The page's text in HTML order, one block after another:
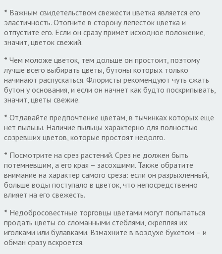
* Важным свидетельством свежести цветка является его
эластичность. Отогните в сторону лепесток цветка и
отпустите его. Если он сразу примет исходное положение,
значит, цветок свежий.
* Чем моложе цветок, тем дольше он простоит, поэтому
лучше всего выбирать цветы, бутоны которых только
начинают распускаться. Флористы рекомендуют чуть сжать
бутон у основания, и если он начнет как будто поскрипывать,
значит, цветы свежие.
* Отдавайте предпочтение цветам, в тычинках которых еще
нет пыльцы. Наличие пыльцы характерно для полностью
созревших цветов, которые простоят недолго.
* Посмотрите на срез растений. Срез не должен быть
потемневшим, а его края – засохшими. Также обратите
внимание на характер самого среза: если он разрыхленный,
больше воды поступало в цветок, что непосредственно
влияет на его свежесть.
* Недобросовестные торговцы цветами могут попытаться
продать цветы со сломанными стеблями, скрепляя их
иголками или булавками. Взмахните в воздухе букетом – и
обман сразу вскроется.